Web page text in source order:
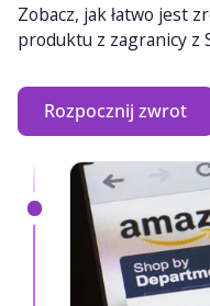
Zobacz, jak łatwo jest
produktu z zagranicy z
Rozpocznij zwrot